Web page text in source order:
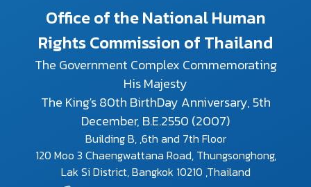
Office of the National Human
Rights Commission of Thailand
The Government Complex Commemorating
His Majesty
The King's 80th BirthDay Anniversary, 5th
December, B.E.2550 (2007)
Building B, ,6th and 7th Floor
120 Moo 3 Chaengwattana Road, Thungsonghong,
Lak Si District, Bangkok 10210 ,Thailand